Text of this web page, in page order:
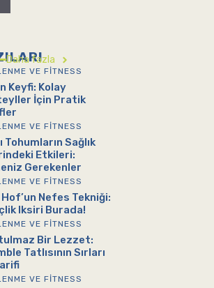
Daha fazla
VE FITNESS
Keyfi: Kolay
İçin Pratik
VE FITNESS
Tohumların Sağlık
Etkileri:
Gerekenler
VE FITNESS
Hof’un Nefes Tekniği:
Iksiri Burada!
VE FITNESS
Bir Lezzet:
Tatlısının Sırları
VE FITNESS